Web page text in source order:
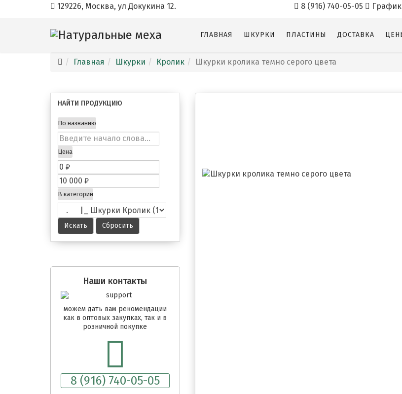
129226, Москва, ул Докукина 12. 8 (916) 740-05-05 График
ГЛАВНАЯ ШКУРКИ ПЛАСТИНЫ ДОСТАВКА
Главная Шкурки Кролик Шкурки кролика темно серого цвета
НАЙТИ ПРОДУКЦИЮ
По названию
Цена
В категории
Наши контакты
можем дать вам рекомендации
как в оптовых закупках, так и в
розничной покупке
8 (916) 740-05-05